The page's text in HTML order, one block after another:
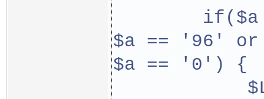
if($a ==
$a == '96'
$a == '0') {